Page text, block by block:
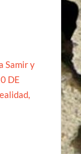
Samir y
DE